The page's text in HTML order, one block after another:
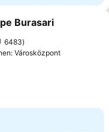
a kedvencekhez
Burasari
6483
Városközpont